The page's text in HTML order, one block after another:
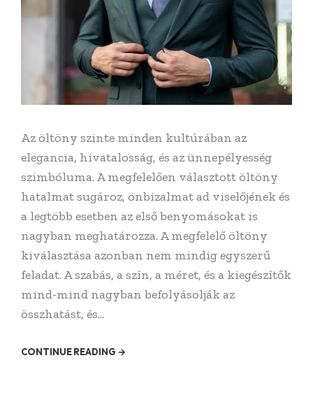
Az öltöny szinte minden kultúrában az
elegancia, hivatalosság, és az ünnepélyesség
szimbóluma. A megfelelően választott öltöny
hatalmat sugároz, önbizalmat ad viselőjének és
a legtöbb esetben az első benyomásokat is
nagyban meghatározza. A megfelelő öltöny
kiválasztása azonban nem mindig egyszerű
feladat. A szabás, a szín, a méret, és a kiegészítők
mind-mind nagyban befolyásolják az
összhatást, és...
CONTINUE READING →